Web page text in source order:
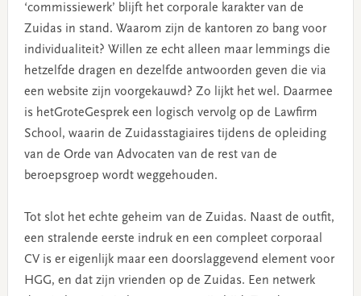
‘commissiewerk’ blijft het corporale karakter van de
Zuidas in stand. Waarom zijn de kantoren zo bang voor
individualiteit? Willen ze echt alleen maar lemmings die
hetzelfde dragen en dezelfde antwoorden geven die via
een website zijn voorgekauwd? Zo lijkt het wel. Daarmee
is hetGroteGesprek een logisch vervolg op de Lawfirm
School, waarin de Zuidasstagiaires tijdens de opleiding
van de Orde van Advocaten van de rest van de
beroepsgroep wordt weggehouden.
Tot slot het echte geheim van de Zuidas. Naast de outfit,
een stralende eerste indruk en een compleet corporaal
CV is er eigenlijk maar een doorslaggevend element voor
HGG, en dat zijn vrienden op de Zuidas. Een netwerk